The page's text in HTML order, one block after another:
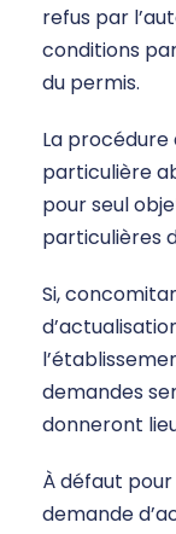
refus par
conditions
du permis.
La procédure
particulière
pour seul
particulières
Si,
demandes
donneront
À défaut
demande